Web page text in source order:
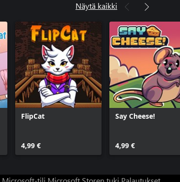
Näytä kaikki
FlipCat
4,99 €
Say Cheese!
4,99 €